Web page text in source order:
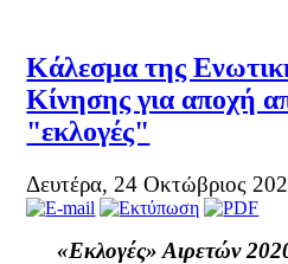
Κάλεσμα της
Κίνησης για αποχή
"εκλογές"
Δευτέρα, 24 Οκτώβριος
«Εκλογές» Αιρετών